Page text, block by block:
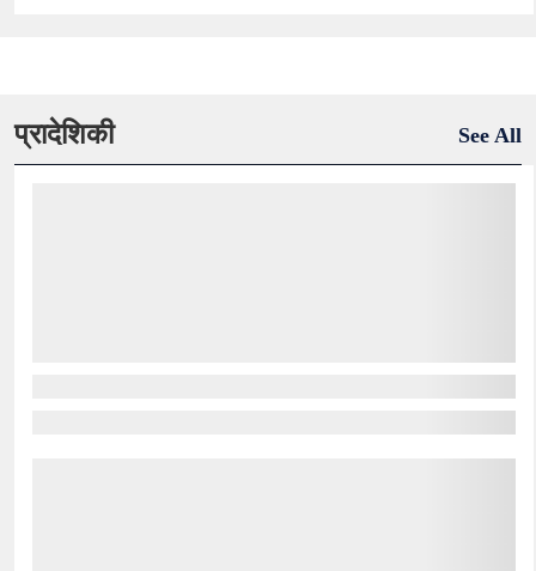
प्रादेशिकी See All